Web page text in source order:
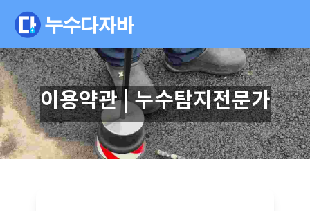
이용약관 | 누수탐지전문가